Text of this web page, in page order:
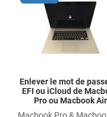
Enlever le mot de
EFI ou iCloud de
Pro ou Macbook Air